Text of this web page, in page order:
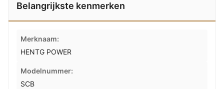
Belangrijkste kenmerken
Merknaam:
HENTG POWER
Modelnummer:
SCB